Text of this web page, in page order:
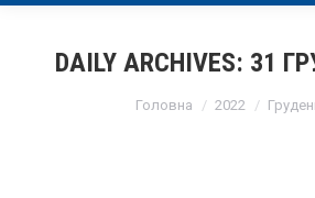
DAILY ARCHIVES: 31
Головна 2022